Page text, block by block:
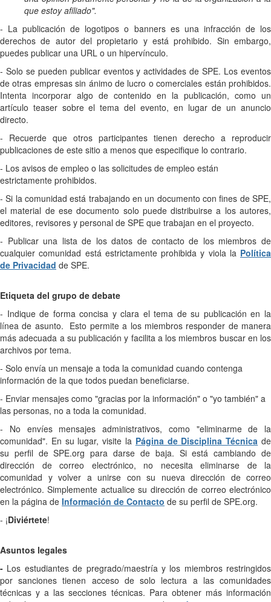
que estoy afiliado".
- La publicación de logotipos o banners es una infracción de los
derechos de autor del propietario y está prohibido. Sin embargo,
puedes publicar una URL o un hipervínculo.
- Solo se pueden publicar eventos y actividades de SPE. Los eventos
de otras empresas sin ánimo de lucro o comerciales están prohibidos.
Intenta incorporar algo de contenido en la publicación, como un
artículo teaser sobre el tema del evento, en lugar de un anuncio
directo.
- Recuerde que otros participantes tienen derecho a reproducir
publicaciones de este sitio a menos que especifique lo contrario.
- Los avisos de empleo o las solicitudes de empleo están
estrictamente prohibidos.
- Si la comunidad está trabajando en un documento con fines de SPE,
el material de ese documento solo puede distribuirse a los autores,
editores, revisores y personal de SPE que trabajan en el proyecto.
- Publicar una lista de los datos de contacto de los miembros de
cualquier comunidad está estrictamente prohibida y viola la Política
de Privacidad de SPE.
Etiqueta del grupo de debate
- Indique de forma concisa y clara el tema de su publicación en la
línea de asunto. Esto permite a los miembros responder de manera
más adecuada a su publicación y facilita a los miembros buscar en los
archivos por tema.
- Solo envía un mensaje a toda la comunidad cuando contenga
información de la que todos puedan beneficiarse.
- Enviar mensajes como "gracias por la información" o "yo también" a
las personas, no a toda la comunidad.
- No envíes mensajes administrativos, como "eliminarme de la
comunidad". En su lugar, visite la Página de Disciplina Técnica de
su perfil de SPE.org para darse de baja. Si está cambiando de
dirección de correo electrónico, no necesita eliminarse de la
comunidad y volver a unirse con su nueva dirección de correo
electrónico. Simplemente actualice su dirección de correo electrónico
en la página de Información de Contacto de su perfil de SPE.org.
- ¡Diviértete!
Asuntos legales
- Los estudiantes de pregrado/maestría y los miembros restringidos
por sanciones tienen acceso de solo lectura a las comunidades
técnicas y a las secciones técnicas. Para obtener más información